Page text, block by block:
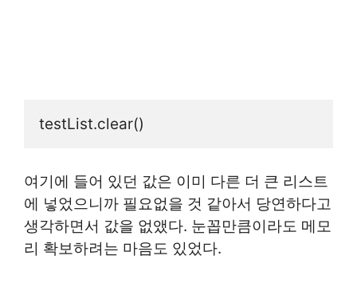
testList.clear()
여기에 들어 있던 값은 이미 다른 더 큰 리스트
에 넣었으니까 필요없을 것 같아서 당연하다고
생각하면서 값을 없앴다. 눈꼽만큼이라도 메모
리 확보하려는 마음도 있었다.